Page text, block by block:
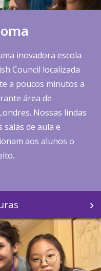
inovadora escola
Council localizada
a poucos minutos a
área de
Nossas lindas
salas de aula e
aos alunos o